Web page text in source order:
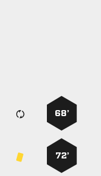
68’
72’